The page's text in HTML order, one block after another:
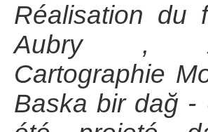
Réalisation du
Aubry ,
Cartographie
Baska bir dağ -